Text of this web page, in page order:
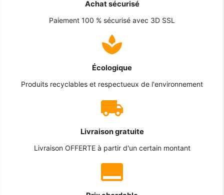
Achat sécurisé
Paiement 100 % sécurisé avec 3D SSL
Écologique
Produits recyclables et respectueux de l'environnement
Livraison gratuite
Livraison OFFERTE à partir d'un certain montant